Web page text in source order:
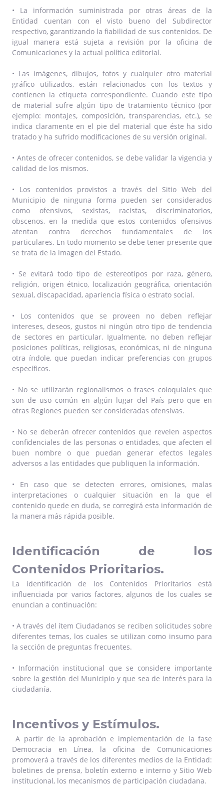
• La información suministrada por otras áreas de la
Entidad cuentan con el visto bueno del Subdirector
respectivo, garantizando la fiabilidad de sus contenidos. De
igual manera está sujeta a revisión por la oficina de
Comunicaciones y la actual política editorial.
• Las imágenes, dibujos, fotos y cualquier otro material
gráfico utilizados, están relacionados con los textos y
contienen la etiqueta correspondiente. Cuando este tipo
de material sufre algún tipo de tratamiento técnico (por
ejemplo: montajes, composición, transparencias, etc.), se
indica claramente en el pie del material que éste ha sido
tratado y ha sufrido modificaciones de su versión original.
• Antes de ofrecer contenidos, se debe validar la vigencia y
calidad de los mismos.
• Los contenidos provistos a través del Sitio Web del
Municipio de ninguna forma pueden ser considerados
como ofensivos, sexistas, racistas, discriminatorios,
obscenos, en la medida que estos contenidos ofensivos
atentan contra derechos fundamentales de los
particulares. En todo momento se debe tener presente que
se trata de la imagen del Estado.
• Se evitará todo tipo de estereotipos por raza, género,
religión, origen étnico, localización geográfica, orientación
sexual, discapacidad, apariencia física o estrato social.
• Los contenidos que se proveen no deben reflejar
intereses, deseos, gustos ni ningún otro tipo de tendencia
de sectores en particular. Igualmente, no deben reflejar
posiciones políticas, religiosas, económicas, ni de ninguna
otra índole, que puedan indicar preferencias con grupos
específicos.
• No se utilizarán regionalismos o frases coloquiales que
son de uso común en algún lugar del País pero que en
otras Regiones pueden ser consideradas ofensivas.
• No se deberán ofrecer contenidos que revelen aspectos
confidenciales de las personas o entidades, que afecten el
buen nombre o que puedan generar efectos legales
adversos a las entidades que publiquen la información.
• En caso que se detecten errores, omisiones, malas
interpretaciones o cualquier situación en la que el
contenido quede en duda, se corregirá esta información de
la manera más rápida posible.
Identificación de los
Contenidos Prioritarios.
La identificación de los Contenidos Prioritarios está
influenciada por varios factores, algunos de los cuales se
enuncian a continuación:
• A través del ítem Ciudadanos se reciben solicitudes sobre
diferentes temas, los cuales se utilizan como insumo para
la sección de preguntas frecuentes.
• Información institucional que se considere importante
sobre la gestión del Municipio y que sea de interés para la
ciudadanía.
Incentivos y Estímulos.
A partir de la aprobación e implementación de la fase
Democracia en Línea, la oficina de Comunicaciones
promoverá a través de los diferentes medios de la Entidad:
boletines de prensa, boletín externo e interno y Sitio Web
institucional, los mecanismos de participación ciudadana.